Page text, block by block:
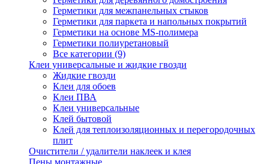
Герметики для межпанельных стыков
Герметики для паркета и напольных покрытий
Герметики на основе MS-полимера
Герметики полиуретановый
Все категории (9)
Клеи универсальные и жидкие гвозди
Жидкие гвозди
Клеи для обоев
Клеи ПВА
Клеи универсальные
Клей бытовой
Клей для теплоизоляционных и перегородочных
плит
Очистители / удалители наклеек и клея
Пены монтажные